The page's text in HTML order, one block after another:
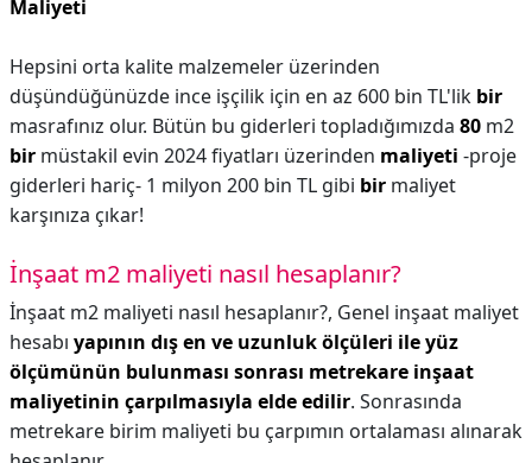
Maliyeti
Hepsini orta kalite malzemeler üzerinden
düşündüğünüzde ince işçilik için en az 600 bin TL'lik bir
masrafınız olur. Bütün bu giderleri topladığımızda 80 m2
bir müstakil evin 2024 fiyatları üzerinden maliyeti -proje
giderleri hariç- 1 milyon 200 bin TL gibi bir maliyet
karşınıza çıkar!
İnşaat m2 maliyeti nasıl hesaplanır?
İnşaat m2 maliyeti nasıl hesaplanır?, Genel inşaat maliyet
hesabı yapının dış en ve uzunluk ölçüleri ile yüz
ölçümünün bulunması sonrası metrekare inşaat
maliyetinin çarpılmasıyla elde edilir. Sonrasında
metrekare birim maliyeti bu çarpımın ortalaması alınarak